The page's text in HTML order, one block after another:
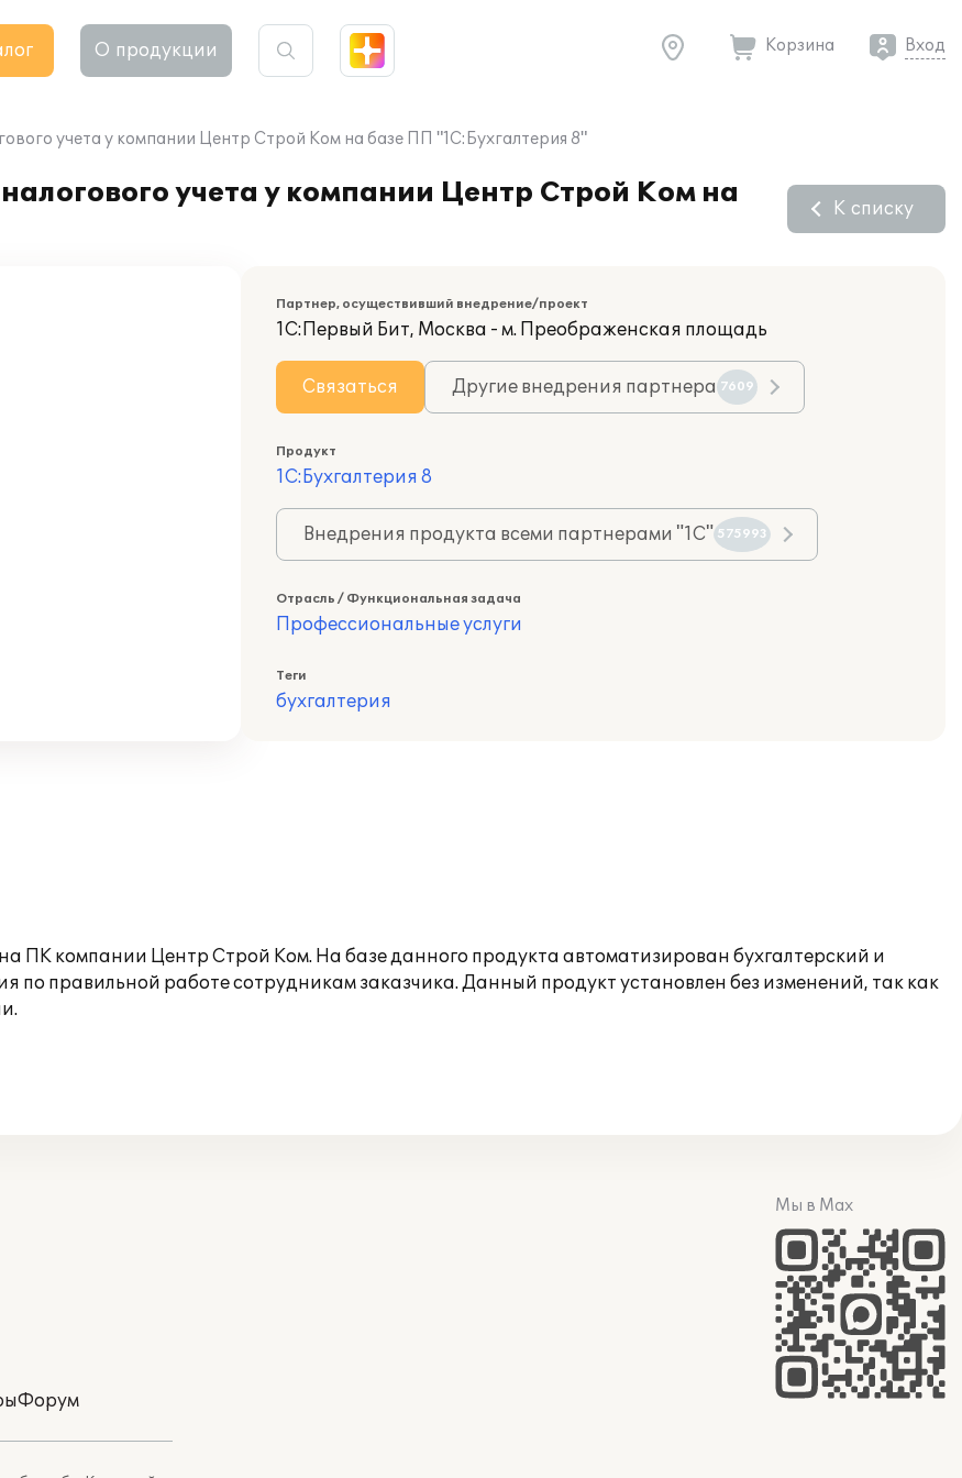
О продукции Корзина Вход
учета у компании Центр Строй Ком на базе ПП "1С:Бухгалтерия 8"
учета у компании Центр Строй Ком на
К списку
Партнер, осуществивший внедрение/проект
1С:Первый Бит, Москва - м. Преображенская площадь
Связаться Другие внедрения партнера 7609
Продукт
1С:Бухгалтерия 8
Внедрения продукта всеми партнерами "1С" 575993
Отрасль / Функциональная задача
Профессиональные услуги
Теги
бухгалтерия
ПК компании Центр Строй Ком. На базе данного продукта автоматизирован бухгалтерский и
по правильной работе сотрудникам заказчика. Данный продукт установлен без изменений, так как
Форум
Мы в Max